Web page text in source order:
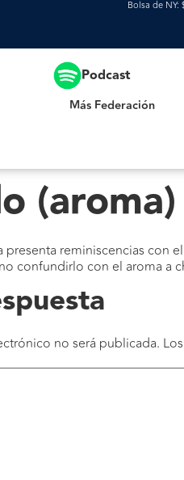
Bolsa de NY:
Podcast
Más Federación
(aroma)
reminiscencias con
confundirlo con el aroma a
no será publicada.